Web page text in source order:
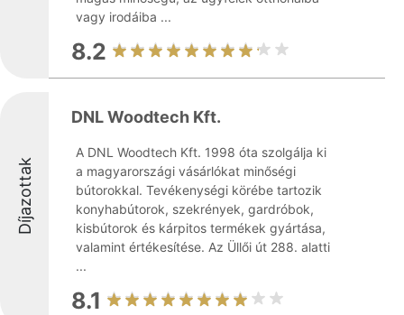
vagy irodáiba ...
8.2
Díjazottak
DNL Woodtech Kft.
A DNL Woodtech Kft. 1998 óta szolgálja ki
a magyarországi vásárlókat minőségi
bútorokkal. Tevékenységi körébe tartozik
konyhabútorok, szekrények, gardróbok,
kisbútorok és kárpitos termékek gyártása,
valamint értékesítése. Az Üllői út 288. alatti
...
8.1